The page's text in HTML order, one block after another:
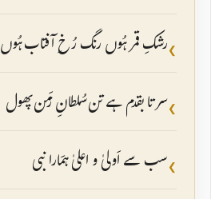
❮ رشکِ قمر ہُوں رنگ رُخِ آفتاب ہُوں
❮سر تا بقدم ہے تن سُلطانِ زَمن پھول
❮ سب سے اَولیٰ و اعلیٰ ہمَارا نبی